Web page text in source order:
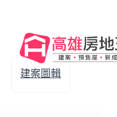
建案圖輯